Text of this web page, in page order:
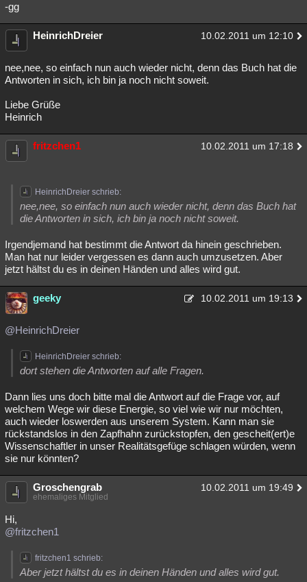
-gg
HeinrichDreier 10.02.2011 um 12:10
nee,nee, so einfach nun auch wieder nicht, denn das Buch hat die
Antworten in sich, ich bin ja noch nicht soweit.
Liebe Grüße
Heinrich
fritzchen1 10.02.2011 um 17:18
HeinrichDreier schrieb:
nee,nee, so einfach nun auch wieder nicht, denn das Buch hat
die Antworten in sich, ich bin ja noch nicht soweit.
Irgendjemand hat bestimmt die Antwort da hinein geschrieben.
Man hat nur leider vergessen es dann auch umzusetzen. Aber
jetzt hältst du es in deinen Händen und alles wird gut.
geeky 10.02.2011 um 19:13
@HeinrichDreier
HeinrichDreier schrieb:
dort stehen die Antworten auf alle Fragen.
Dann lies uns doch bitte mal die Antwort auf die Frage vor, auf
welchem Wege wir diese Energie, so viel wie wir nur möchten,
auch wieder loswerden aus unserem System. Kann man sie
rückstandslos in den Zapfhahn zurückstopfen, den gescheit(ert)e
Wissenschaftler in unser Realitätsgefüge schlagen würden, wenn
sie nur könnten?
Groschengrab 10.02.2011 um 19:49
ehemaliges Mitglied
Hi,
@fritzchen1
fritzchen1 schrieb:
Aber jetzt hältst du es in deinen Händen und alles wird gut.